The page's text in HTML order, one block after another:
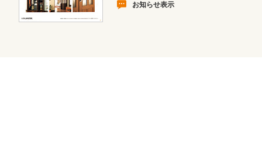
お知らせ表示